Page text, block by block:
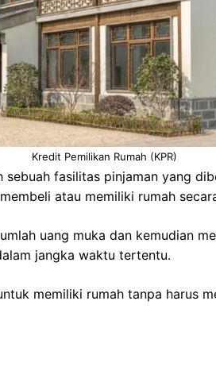
Kredit Pemilikan Rumah (KPR)
sebuah fasilitas pinjaman yang
atau memiliki rumah
uang muka dan kemudian
jangka waktu tertentu.
memiliki rumah tanpa harus